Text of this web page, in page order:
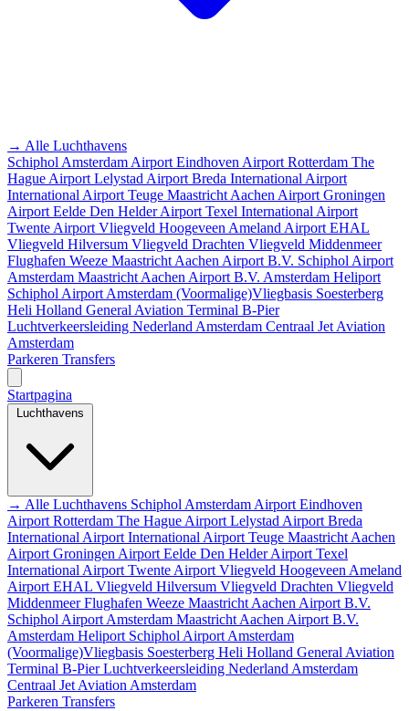
→ Alle Luchthavens
Schiphol Amsterdam Airport Eindhoven Airport Rotterdam The
Hague Airport Lelystad Airport Breda International Airport
International Airport Teuge Maastricht Aachen Airport Groningen
Airport Eelde Den Helder Airport Texel International Airport
Twente Airport Vliegveld Hoogeveen Ameland Airport EHAL
Vliegveld Hilversum Vliegveld Drachten Vliegveld Middenmeer
Flughafen Weeze Maastricht Aachen Airport B.V. Schiphol Airport
Amsterdam Maastricht Aachen Airport B.V. Amsterdam Heliport
Schiphol Airport Amsterdam (Voormalige)Vliegbasis Soesterberg
Heli Holland General Aviation Terminal B-Pier
Luchtverkeersleiding Nederland Amsterdam Centraal Jet Aviation
Amsterdam
Parkeren Transfers
Startpagina
Luchthavens
→ Alle Luchthavens Schiphol Amsterdam Airport Eindhoven
Airport Rotterdam The Hague Airport Lelystad Airport Breda
International Airport International Airport Teuge Maastricht Aachen
Airport Groningen Airport Eelde Den Helder Airport Texel
International Airport Twente Airport Vliegveld Hoogeveen Ameland
Airport EHAL Vliegveld Hilversum Vliegveld Drachten Vliegveld
MiddenmeerFlughafen Weeze Maastricht Aachen Airport B.V.
Schiphol Airport Amsterdam Maastricht Aachen Airport B.V.
Amsterdam Heliport Schiphol Airport Amsterdam
(Voormalige)Vliegbasis Soesterberg Heli Holland General Aviation
Terminal B-PierLuchtverkeersleiding Nederland Amsterdam
Centraal Jet Aviation Amsterdam
Parkeren Transfers